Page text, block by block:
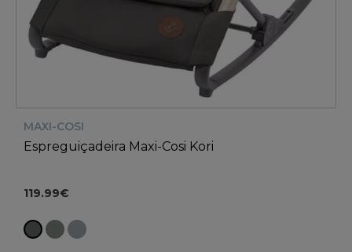
MAXI-COSI
Espreguiçadeira Maxi-Cosi Kori
119.99€